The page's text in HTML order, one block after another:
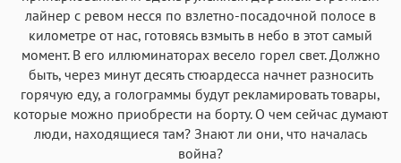
лайнер с ревом несся по взлетно-посадочной полосе в
километре от нас, готовясь взмыть в небо в этот самый
момент. В его иллюминаторах весело горел свет. Должно
быть, через минут десять стюардесса начнет разносить
горячую еду, а голограммы будут рекламировать товары,
которые можно приобрести на борту. О чем сейчас думают
люди, находящиеся там? Знают ли они, что началась
война?